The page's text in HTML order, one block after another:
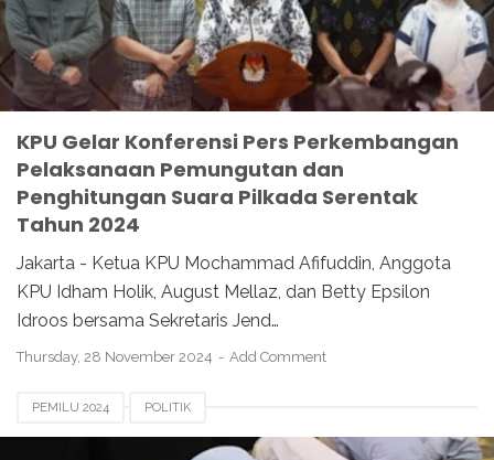
KPU Gelar Konferensi Pers Perkembangan
Pelaksanaan Pemungutan dan
Penghitungan Suara Pilkada Serentak
Tahun 2024
Jakarta - Ketua KPU Mochammad Afifuddin, Anggota
KPU Idham Holik, August Mellaz, dan Betty Epsilon
Idroos bersama Sekretaris Jend…
Thursday, 28 November 2024 Add Comment
PEMILU 2024 POLITIK